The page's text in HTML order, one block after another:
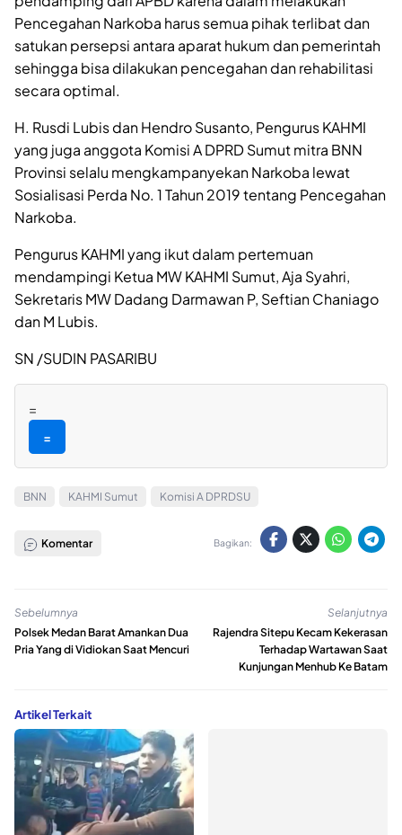
Pencegahan Narkoba harus semua pihak terlibat dan
satukan persepsi antara aparat hukum dan pemerintah
sehingga bisa dilakukan pencegahan dan rehabilitasi
secara optimal.
H. Rusdi Lubis dan Hendro Susanto, Pengurus KAHMI
yang juga anggota Komisi A DPRD Sumut mitra BNN
Provinsi selalu mengkampanyekan Narkoba lewat
Sosialisasi Perda No. 1 Tahun 2019 tentang Pencegahan
Narkoba.
Pengurus KAHMI yang ikut dalam pertemuan
mendampingi Ketua MW KAHMI Sumut, Aja Syahri,
Sekretaris MW Dadang Darmawan P, Seftian Chaniago
dan M Lubis.
SN /SUDIN PASARIBU
=
=
BNN KAHMI Sumut Komisi A DPRDSU
Komentar Bagikan:
Sebelumnya
Polsek Medan Barat Amankan Dua
Pria Yang di Vidiokan Saat Mencuri
Selanjutnya
Rajendra Sitepu Kecam Kekerasan
Terhadap Wartawan Saat
Kunjungan Menhub Ke Batam
Artikel Terkait